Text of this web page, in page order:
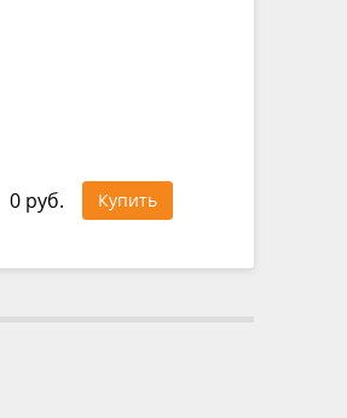
0 руб. Купить